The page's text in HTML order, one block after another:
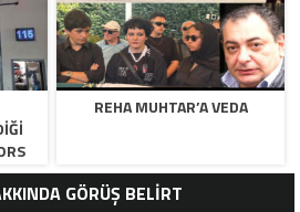
REHA MUHTAR’A VEDA
GÖRÜŞ BELİRT